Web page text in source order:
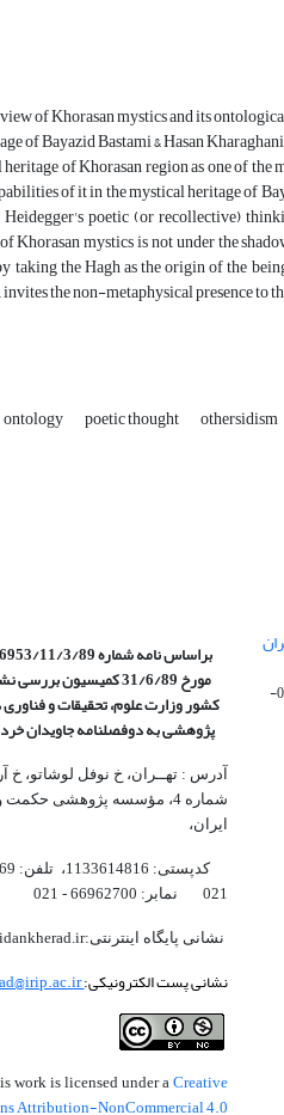
of Khorasan mystics and its
of Bayazid Bastami & Hasan Kharaghani
of Khorasan region as one of
of it in the mystical heritage of
Heidegger's poetic (or recollective)
Khorasan mystics is not under the
taking the Hagh as the origin of the
invites the non-metaphysical presence to
ontology poetic thought othersidism
1399-09-
مورخ 31/6/89 کمیسیون
بررسی
کشور وزارت علوم، تحقیقات و
پژوهشیبه دوفصلنامه جاویدان
آدرس : تهــران، خ نوفل لوشاتو، خ
شماره 4،‌ مؤسسه پژوهشی
ایران،‌
021 نمابر: 66962700 - 021
نشانی پایگاه اینترنتی:www.javidankherad.ir
نشانی پست الکترونیکی:javidankherad@irip.ac.ir
work is licensed under aCreative
Attribution-NonCommercial 4.0